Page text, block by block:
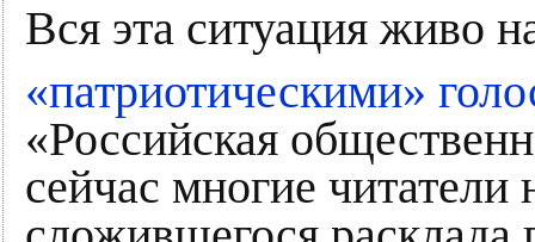
Вся эта ситуация живо
«патриотическими»
«Российская
сейчас многие